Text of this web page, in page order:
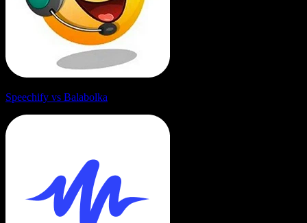
Speechify vs Balabolka